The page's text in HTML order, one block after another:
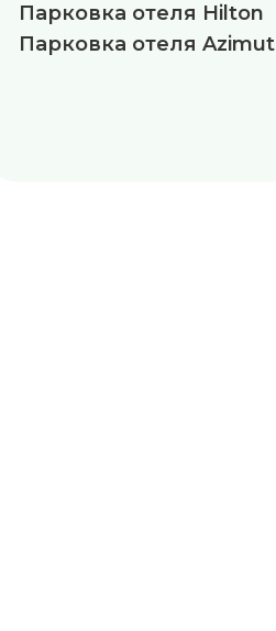
Парковка отеля Hilton
Парковка отеля Azimut